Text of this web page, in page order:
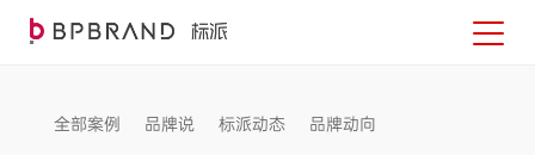
全部案例 品牌说 标派动态 品牌动向